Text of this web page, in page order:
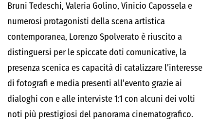
Bruni Tedeschi, Valeria Golino, Vinicio Capossela e
numerosi protagonisti della scena artistica
contemporanea, Lorenzo Spolverato è riuscito a
distinguersi per le spiccate doti comunicative, la
presenza scenica es capacità di catalizzare l’interesse
di fotografi e media presenti all’evento grazie ai
dialoghi con e alle interviste 1:1 con alcuni dei volti
noti più prestigiosi del panorama cinematografico.